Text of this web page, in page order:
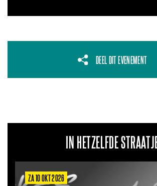
DEEL DIT EVENEMENT
IN HETZELFDE
ZA 10 OKT 2026